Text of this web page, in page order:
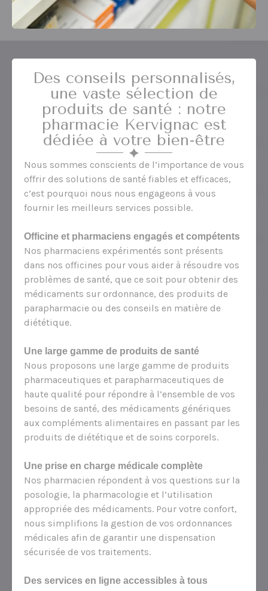
Des conseils personnalisés,
une vaste sélection de
produits de santé : notre
pharmacie Kervignac est
dédiée à votre bien-être
Nous sommes conscients de l’importance de vous
offrir des solutions de santé fiables et efficaces,
c’est pourquoi nous nous engageons à vous
fournir les meilleurs services possible.
Officine et pharmaciens engagés et compétents
Nos pharmaciens expérimentés sont présents
dans nos officines pour vous aider à résoudre vos
problèmes de santé, que ce soit pour obtenir des
médicaments sur ordonnance, des produits de
parapharmacie ou des conseils en matière de
diététique.
Une large gamme de produits de santé
Nous proposons une large gamme de produits
pharmaceutiques et parapharmaceutiques de
haute qualité pour répondre à l’ensemble de vos
besoins de santé, des médicaments génériques
aux compléments alimentaires en passant par les
produits de diététique et de soins corporels.
Une prise en charge médicale complète
Nos pharmacien répondent à vos questions sur la
posologie, la pharmacologie et l’utilisation
appropriée des médicaments. Pour votre confort,
nous simplifions la gestion de vos ordonnances
médicales afin de garantir une dispensation
sécurisée de vos traitements.
Des services en ligne accessibles à tous